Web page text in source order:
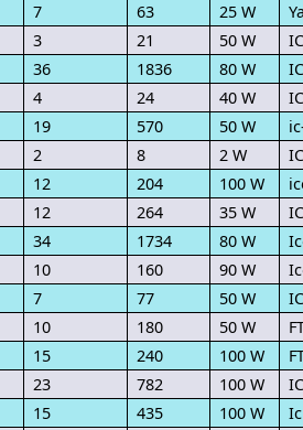
7 63 25 W
3 21 50 W
36 1836 80 W
4 24 40 W
19 570 50 W
2 8 2 W
12 204 100 W
12 264 35 W
34 1734 80 W
10 160 90 W
7 77 50 W
10 180 50 W
15 240 100 W
23 782 100 W
15 435 100 W